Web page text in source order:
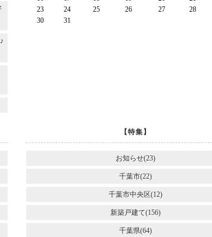
23
24 25 26 27
28
30
31
【特集】
お知らせ(23)
千葉市(22)
千葉市中央区(12)
新築戸建て(156)
千葉県(64)